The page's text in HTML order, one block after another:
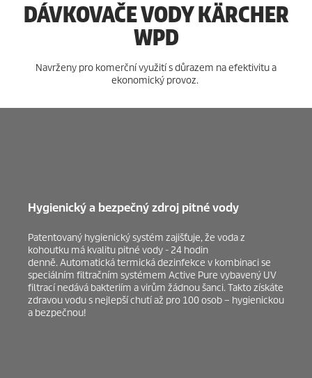
DÁVKOVAČE VODY KÄRCHER
WPD
Navrženy pro komerční využití s důrazem na efektivitu a
ekonomický provoz.
Hygienický a bezpečný zdroj pitné vody
Patentovaný hygienický systém zajišťuje, že voda z
kohoutku má kvalitu pitné vody - 24 hodin
denně. Automatická termická dezinfekce v kombinaci se
speciálním filtračním systémem Active Pure vybavený UV
filtrací nedává bakteriím a virům žádnou šanci. Takto získáte
zdravou vodu s nejlepší chutí až pro 100 osob – hygienickou
a bezpečnou!